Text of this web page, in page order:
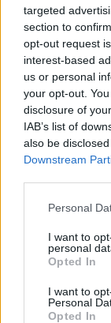
targeted
section to
opt-out request
interest-based
us or personal
your opt-out.
disclosure of
IAB’s list of
also be
Downstream
Please note
not limited to
grant or deny
use your data
consent section.
Personal
I want to
personal
Opted In
I want to
Personal
Opted In
SuckerPunch Gourmet/
Ο τίτλος εδώ
υπάρχουν
τρώμε σήμερα,
Sandwiches
προστεθεί
σε
Σάντουιτς